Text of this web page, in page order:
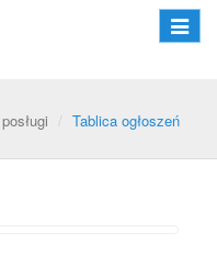
Tablica ogłoszeń